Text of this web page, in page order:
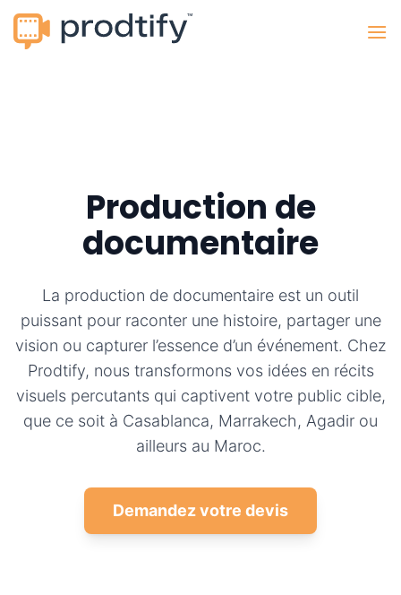
Passer
contenu
Production de
documentaire
La production de documentaire est un outil
puissant pour raconter une histoire, partager une
vision ou capturer l’essence d’un événement. Chez
Prodtify, nous transformons vos idées en récits
visuels percutants qui captivent votre public cible,
que ce soit à Casablanca, Marrakech, Agadir ou
ailleurs au Maroc.
Demandez votre devis